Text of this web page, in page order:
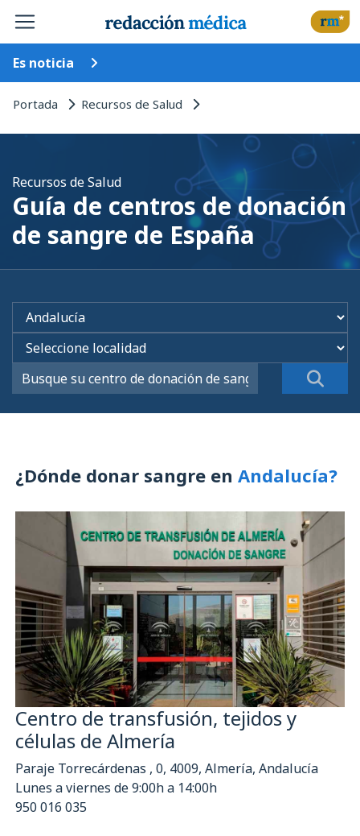
Es noticia
Portada Recursos de Salud
Recursos de Salud
Guía de centros de donación
de sangre de España
¿Dónde donar sangre en Andalucía?
Centro de transfusión, tejidos y
células de Almería
Paraje Torrecárdenas , 0, 4009, Almería, Andalucía
Lunes a viernes de 9:00h a 14:00h
950 016 035